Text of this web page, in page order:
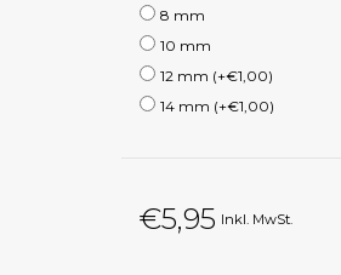
8 mm
10 mm
12 mm (+€1,00)
14 mm (+€1,00)
€5,95 Inkl. MwSt.